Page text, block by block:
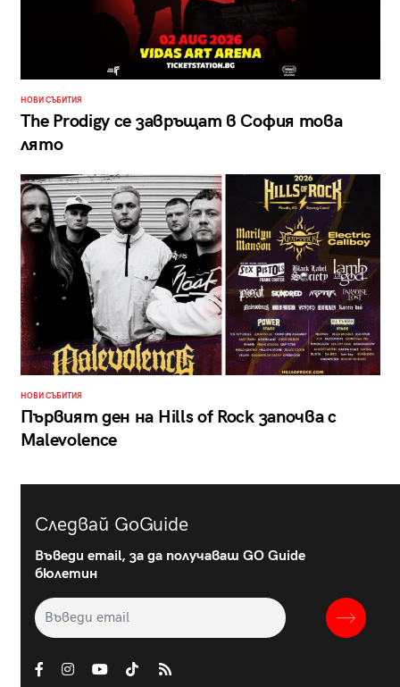
НОВИ СЪБИТИЯ
The Prodigy се завръщат в София това
лято
НОВИ СЪБИТИЯ
Първият ден на Hills of Rock започва с
Malevolence
Следвай GoGuide
Въведи email, за да получаваш GO Guide
бюлетин